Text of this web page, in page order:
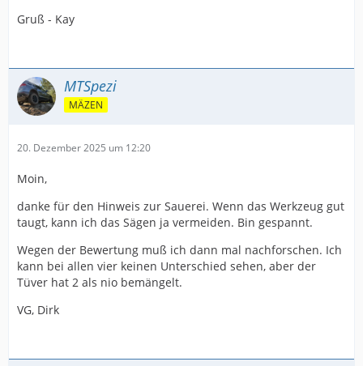
Gruß - Kay
MTSpezi
MÄZEN
20. Dezember 2025 um 12:20
Moin,
danke für den Hinweis zur Sauerei. Wenn das Werkzeug gut
taugt, kann ich das Sägen ja vermeiden. Bin gespannt.
Wegen der Bewertung muß ich dann mal nachforschen. Ich
kann bei allen vier keinen Unterschied sehen, aber der
Tüver hat 2 als nio bemängelt.
VG, Dirk